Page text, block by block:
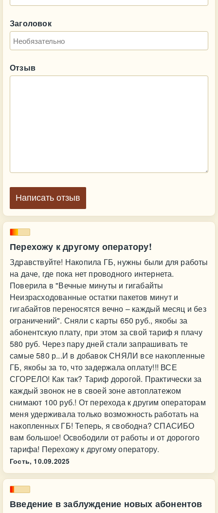
Перехожу к другому оператору!
Здравствуйте! Накопила ГБ, нужны были для работы
на даче, где пока нет проводного интернета.
Поверила в "Вечные минуты и гигабайты
Неизрасходованные остатки пакетов минут и
гигабайтов переносятся вечно – каждый месяц и без
ограничений". Сняли с карты 650 руб., якобы за
абонентскую плату, при этом за свой тариф я плачу
580 руб. Через пару дней стали запрашивать те
самые 580 р...И в добавок СНЯЛИ все накопленные
ГБ, якобы за то, что задержала оплату!!! ВСЕ
СГОРЕЛО! Как так? Тариф дорогой. Практически за
каждый звонок не в своей зоне автоплатежом
снимают 100 руб.! От перехода к другим операторам
меня удерживала только возможность работать на
накопленных ГБ! Теперь, я свободна? СПАСИБО
вам большое! Освободили от работы и от дорогого
тарифа! Перехожу к другому оператору.
Гость, 10.09.2025
Введение в заблуждение новых абонентов
Заголовок
Отзыв
Написать отзыв